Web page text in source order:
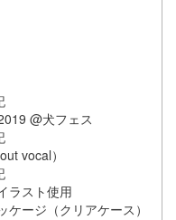
@犬フェス
vocal）
ラスト使用
ージ（クリアケース）